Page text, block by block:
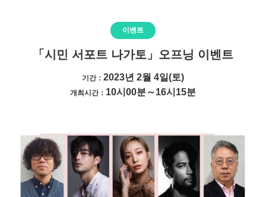
이벤트
「시민 서포트 나가토」오프닝 이벤트
기간： 2023년 2월 4일(토)
개최시간： 10시00분～16시15분